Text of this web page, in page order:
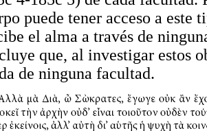
puede tener acceso a
el alma a través de
que, al investigar estos
de ninguna facultad.